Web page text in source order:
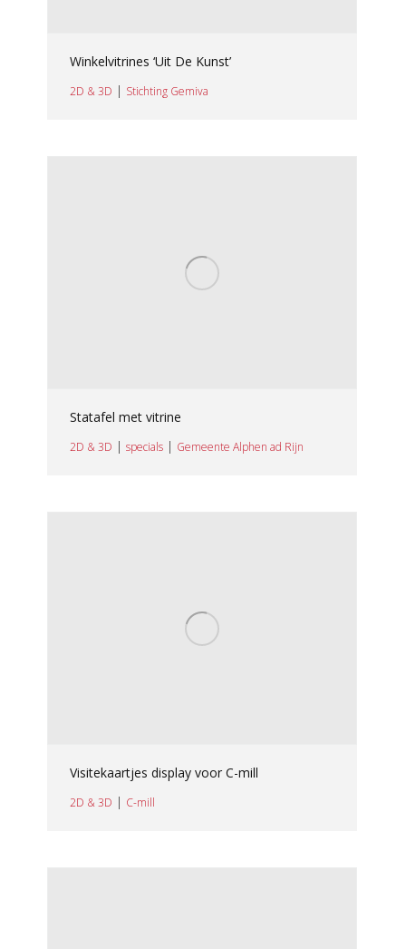
Winkelvitrines ‘Uit De Kunst’
2D & 3D | Stichting Gemiva
Statafel met vitrine
2D & 3D |specials | Gemeente Alphen ad Rijn
Visitekaartjes display voor C-mill
2D & 3D | C-mill